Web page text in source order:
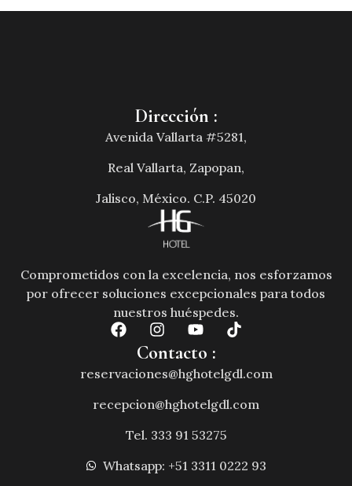
Dirección :
Avenida Vallarta #5281,
Real Vallarta, Zapopan,
Jalisco, México. C.P. 45020
Comprometidos con la excelencia, nos esforzamos
por ofrecer soluciones excepcionales para todos
nuestros huéspedes.
Contacto :
reservaciones@hghotelgdl.com
recepcion@hghotelgdl.com
Tel. 333 91 53275
Whatsapp: +51 3311 0222 93